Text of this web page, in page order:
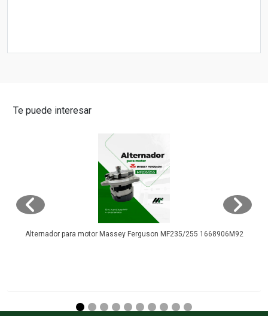
Te puede interesar
Alternador para motor Massey Ferguson MF235/255 1668906M92